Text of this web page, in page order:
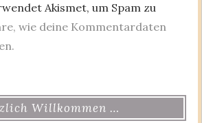
Akismet, um Spam zu
wie deine Kommentardaten
Willkommen …